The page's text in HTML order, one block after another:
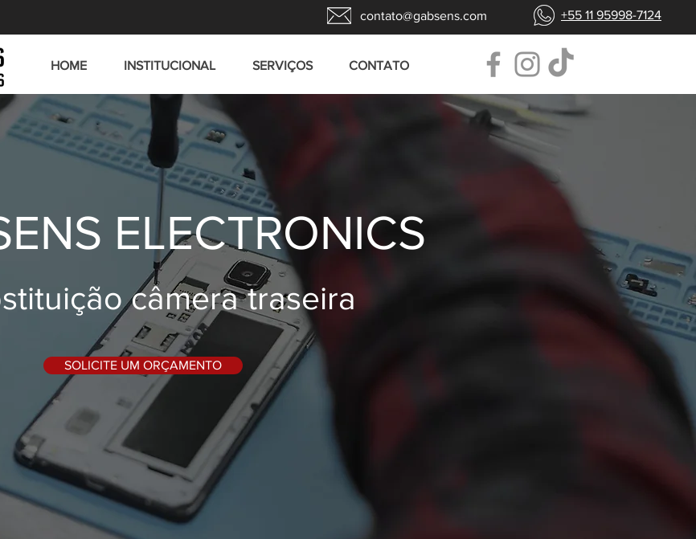
contato@gabsens.com +55 11 95998-7124
HOME INSTITUCIONAL SERVIÇOS CONTATO
ELECTRONICS
câmera traseira
SOLICITE UM ORÇAMENTO